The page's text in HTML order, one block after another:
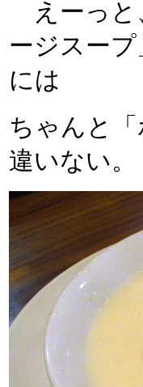
えーっと
ージスー
には
ちゃんと
違いない。